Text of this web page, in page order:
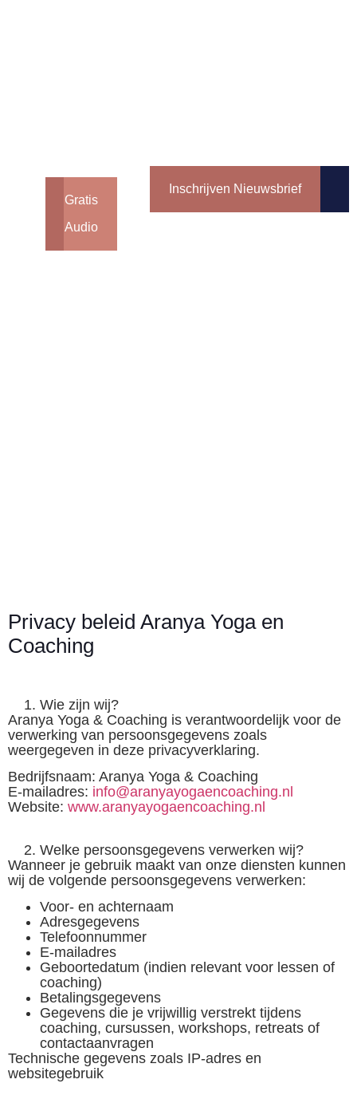
Gratis
Audio
Inschrijven Nieuwsbrief
Privacy beleid Aranya Yoga en
Coaching
Wie zijn wij?
Aranya Yoga & Coaching is verantwoordelijk voor de
verwerking van persoonsgegevens zoals
weergegeven in deze privacyverklaring.
Bedrijfsnaam: Aranya Yoga & Coaching
E-mailadres: info@aranyayogaencoaching.nl
Website: www.aranyayogaencoaching.nl
Welke persoonsgegevens verwerken wij?
Wanneer je gebruik maakt van onze diensten kunnen
wij de volgende persoonsgegevens verwerken:
Voor- en achternaam
Adresgegevens
Telefoonnummer
E-mailadres
Geboortedatum (indien relevant voor lessen of
coaching)
Betalingsgegevens
Gegevens die je vrijwillig verstrekt tijdens
coaching, cursussen, workshops, retreats of
contactaanvragen
Technische gegevens zoals IP-adres en
websitegebruik